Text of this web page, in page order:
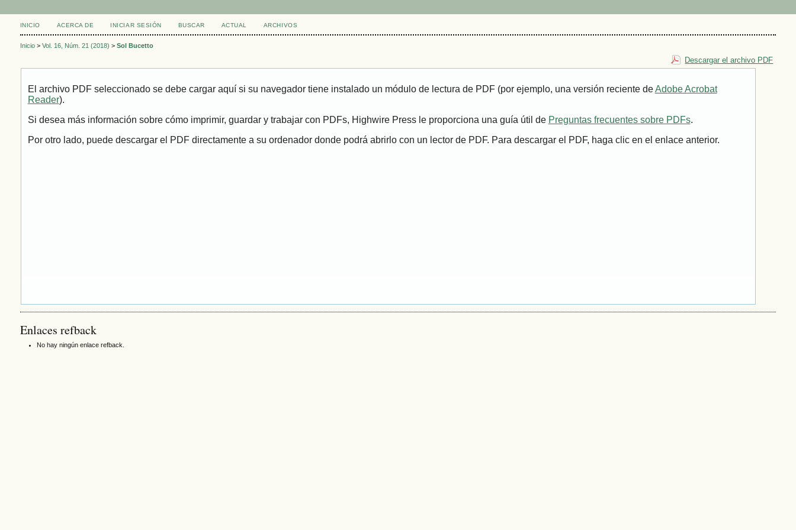
INICIO ACERCA DE INICIAR SESIÓN BUSCAR ACTUAL ARCHIVOS
Inicio> Vol. 16, Núm. 21 (2018) > Sol Bucetto
Descargar el archivo PDF
El archivo PDF seleccionado se debe cargar aquí si su navegador tiene instalado un módulo de lectura de PDF (por ejemplo, una versión reciente deAdobe Acrobat
Reader).
Si desea más información sobre cómo imprimir, guardar y trabajar con PDFs, Highwire Press le proporciona una guía útil de Preguntas frecuentes sobre PDFs.
Por otro lado, puede descargar el PDF directamente a su ordenador donde podrá abrirlo con un lector de PDF. Para descargar el PDF, haga clic en el enlace anterior.
Enlaces refback
No hay ningún enlace refback.